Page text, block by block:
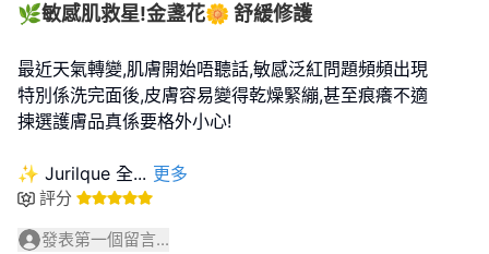
🌿敏感肌救星!金盞花🌼 舒緩修護
最近天氣轉變,肌膚開始唔聽話,敏感泛紅問題頻頻出現
特別係洗完面後,皮膚容易變得乾燥緊繃,甚至痕癢不適
揀選護膚品真係要格外小心!
✨ Jurilque 全... 更多
評分
發表第一個留言...